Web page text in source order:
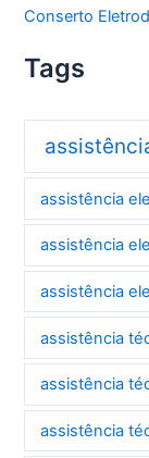
Conserto
Tags
assistência
assistência
assistência
assistência
assistência
assistência